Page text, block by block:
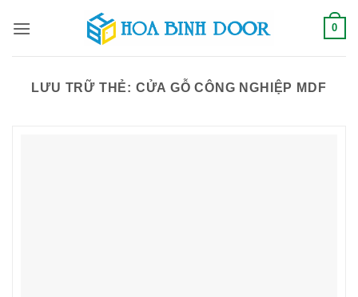
qua
0
LƯU TRỮ THẺ: CỬA GỖ CÔNG NGHIỆP MDF